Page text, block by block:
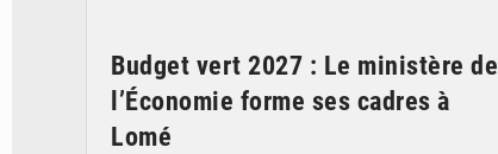
Budget vert 2027 : Le ministère de
l’Économie forme ses cadres à
Lomé